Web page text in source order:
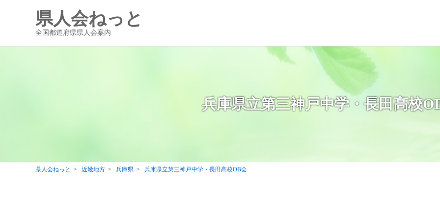
県人会ねっと
全国都道府県県人会案内
兵庫県立第三神戸中学・長田高校
県人会ねっと 近畿地方 兵庫県 兵庫県立第三神戸中学・長田高校OB会